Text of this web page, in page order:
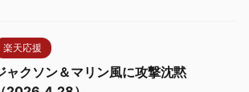
楽天応援
ャクソン＆マリン風に攻撃沈黙